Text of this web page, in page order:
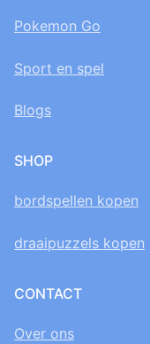
Pokemon Go
Sport en spel
Blogs
SHOP
bordspellen kopen
draaipuzzels kopen
CONTACT
Over ons